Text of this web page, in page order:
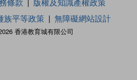
香港教育城有限公司
條款
版權及知識產權政策
族平等政策 無障礙網站設計